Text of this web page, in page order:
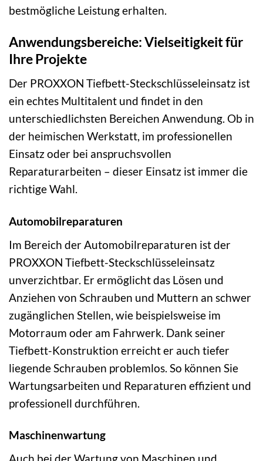
bestmögliche Leistung erhalten.
Anwendungsbereiche: Vielseitigkeit für
Ihre Projekte
Der PROXXON Tiefbett-Steckschlüsseleinsatz ist
ein echtes Multitalent und findet in den
unterschiedlichsten Bereichen Anwendung. Ob in
der heimischen Werkstatt, im professionellen
Einsatz oder bei anspruchsvollen
Reparaturarbeiten – dieser Einsatz ist immer die
richtige Wahl.
Automobilreparaturen
Im Bereich der Automobilreparaturen ist der
PROXXON Tiefbett-Steckschlüsseleinsatz
unverzichtbar. Er ermöglicht das Lösen und
Anziehen von Schrauben und Muttern an schwer
zugänglichen Stellen, wie beispielsweise im
Motorraum oder am Fahrwerk. Dank seiner
Tiefbett-Konstruktion erreicht er auch tiefer
liegende Schrauben problemlos. So können Sie
Wartungsarbeiten und Reparaturen effizient und
professionell durchführen.
Maschinenwartung